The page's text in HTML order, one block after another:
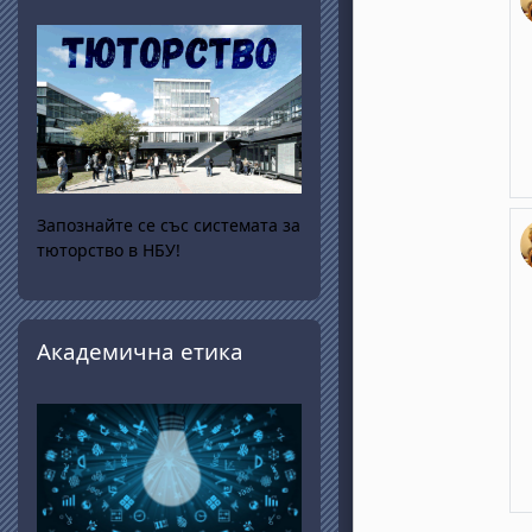
Запознайте се със системата за
тюторство в НБУ!
Прескочи Академична етика
Академична етика